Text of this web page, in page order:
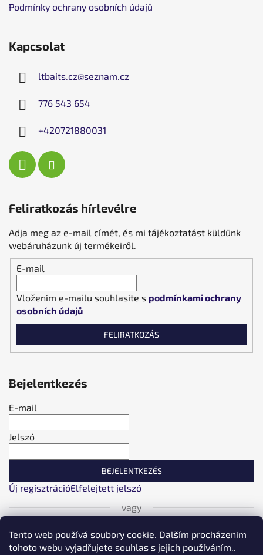
Tento web používá soubory cookie. Dalším procházením
tohoto webu vyjadřujete souhlas s jejich používáním..
Podmínky ochrany osobních údajů
Kapcsolat
ltbaits.cz@seznam.cz
776 543 654
+420721880031
Feliratkozás hírlevélre
Adja meg az e-mail címét, és mi tájékoztatást küldünk
webáruházunk új termékeiről.
E-mail
Vložením e-mailu souhlasíte s podmínkami ochrany
osobních údajů
FELIRATKOZÁS
Bejelentkezés
E-mail
Jelszó
BEJELENTKEZÉS
Új regisztrációElfelejtett jelszó
vagy
Bejelentkezés Facebookon keresztül